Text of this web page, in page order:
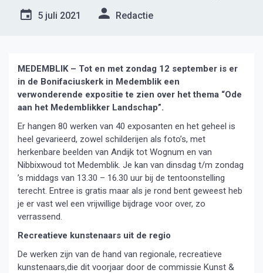
5 juli 2021 Redactie
MEDEMBLIK – Tot en met zondag 12 september is er
in de Bonifaciuskerk in Medemblik een
verwonderende expositie te zien over het thema “Ode
aan het Medemblikker Landschap”.
Er hangen 80 werken van 40 exposanten en het geheel is
heel gevarieerd, zowel schilderijen als foto’s, met
herkenbare beelden van Andijk tot Wognum en van
Nibbixwoud tot Medemblik. Je kan van dinsdag t/m zondag
’s middags van 13.30 – 16.30 uur bij de tentoonstelling
terecht. Entree is gratis maar als je rond bent geweest heb
je er vast wel een vrijwillige bijdrage voor over, zo
verrassend.
Recreatieve kunstenaars uit de regio
De werken zijn van de hand van regionale, recreatieve
kunstenaars,die dit voorjaar door de commissie Kunst &